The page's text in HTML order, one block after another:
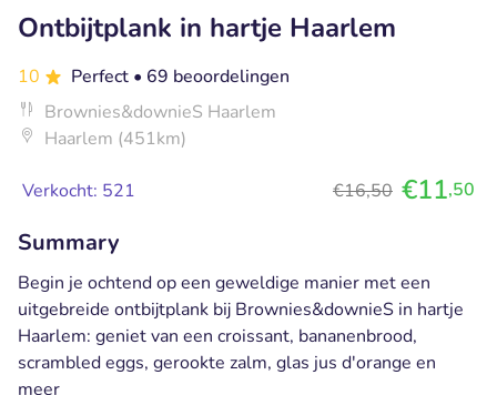
Ontbijtplank in hartje Haarlem
10 Perfect • 69 beoordelingen
Brownies&downieS Haarlem
Haarlem (451km)
Verkocht: 521 €16,50 €11,50
Summary
Begin je ochtend op een geweldige manier met een
uitgebreide ontbijtplank bij Brownies&downieS in hartje
Haarlem: geniet van een croissant, bananenbrood,
scrambled eggs, gerookte zalm, glas jus d'orange en
meer